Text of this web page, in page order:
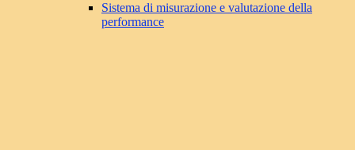
Sistema di misurazione e valutazione della
performance